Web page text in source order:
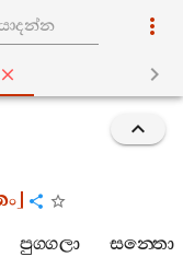
]
පුග‍්ගලා
සන‍්තො